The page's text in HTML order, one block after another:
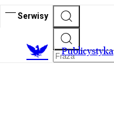
Serwisy
Publicystyka